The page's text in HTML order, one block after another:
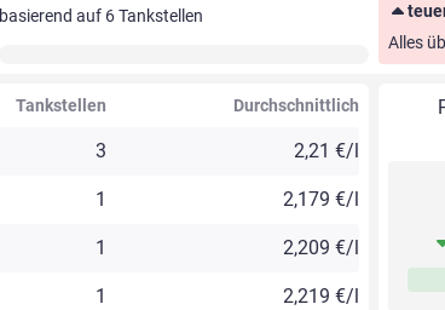
basierend auf 6Tankstellen
Alles
Tankstellen Durchschnittlich
3 2,21 €/l
1 2,179 €/l
1 2,209 €/l
1 2,219 €/l